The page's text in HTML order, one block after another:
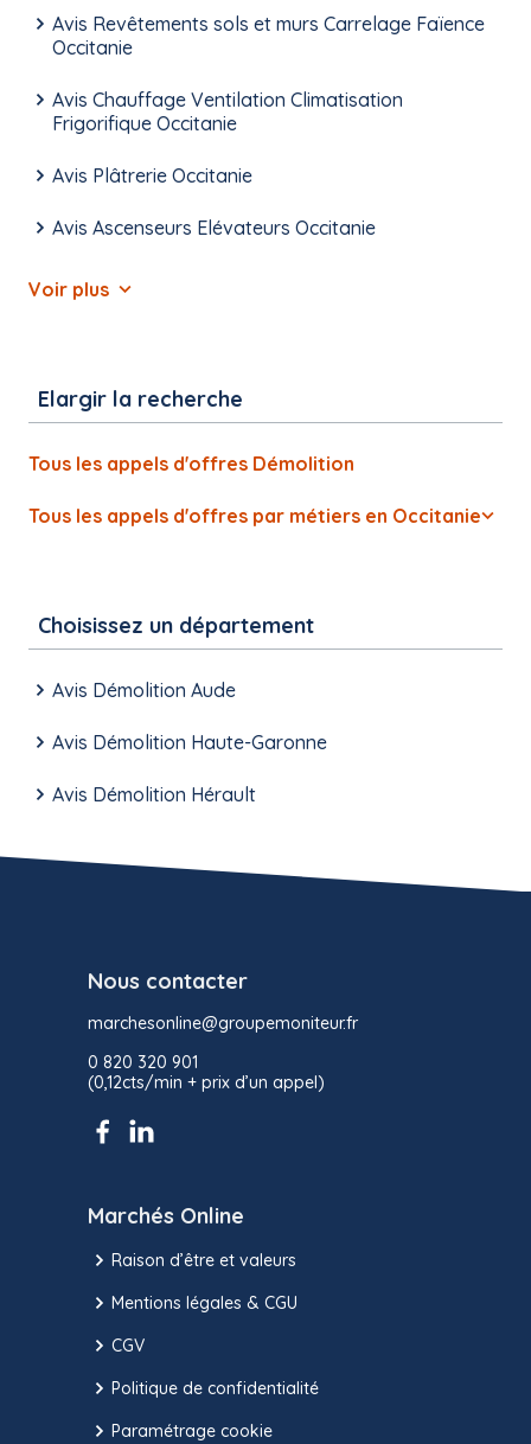
Avis Revêtements sols et murs Carrelage Faïence
Occitanie
Avis Chauffage Ventilation Climatisation
Frigorifique Occitanie
Avis Plâtrerie Occitanie
Avis Ascenseurs Elévateurs Occitanie
Voir plus
Elargir la recherche
Tous les appels d'offres Démolition
Tous les appels d'offres par métiers en Occitanie
Choisissez un département
Avis Démolition Aude
Avis Démolition Haute-Garonne
Avis Démolition Hérault
Nous contacter
marchesonline@groupemoniteur.fr
0 820 320 901
(0,12cts/min + prix d’un appel)
Marchés Online
Raison d’être et valeurs
Mentions légales & CGU
CGV
Politique de confidentialité
Paramétrage cookie